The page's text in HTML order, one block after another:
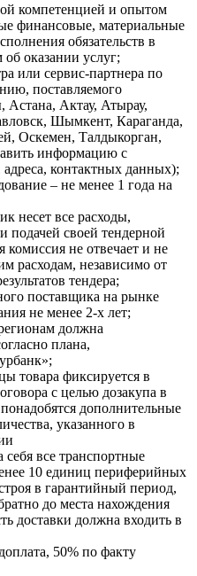
компетенцией и опытом
финансовые, материальные
обязательств в
об оказании услуг;
или сервис-партнера по
поставляемого
Астана, Актау, Атырау,
Шымкент, Караганда,
Оскемен, Талдыкорган,
информацию с
контактных данных);
– не менее 1 года на
несет все расходы,
подачей своей тендерной
комиссия не отвечает и не
расходам, независимо от
тендера;
поставщика на рынке
не менее 2-х лет;
должна
плана,
товара фиксируется в
с целью дозакупа в
дополнительные
указанного в
все транспортные
10 единиц периферийных
в гарантийный период,
до места нахождения
доставки должна входить в
50% по факту